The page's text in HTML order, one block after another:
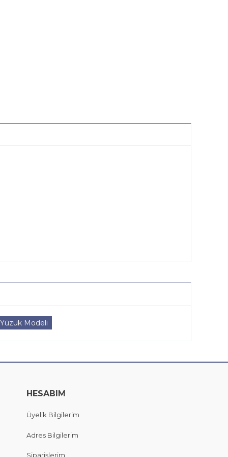
Modeli
HESABIM
Üyelik Bilgilerim
Adres Bilgilerim
Siparişlerim